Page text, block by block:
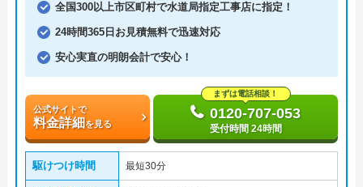
全国300以上市区町村で水道局指定工事店に指定！
24時間365日お見積無料で迅速対応
安心実直の明朗会計で安心！
公式サイトで
料金詳細を見る
まずは電話相談！
0120-707-053
受付時間 24時間
駆けつけ時間 最短30分